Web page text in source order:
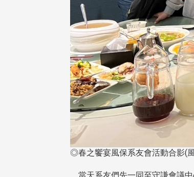
◎春之饗宴風保系友會活動合影(
當天系友們先一同至守謙會議